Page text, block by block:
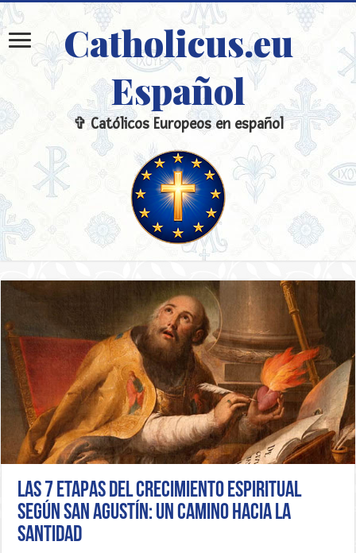
Catholicus.eu
Español
✞ Católicos Europeos en español
Las 7 Etapas del Crecimiento Espiritual
según San Agustín: Un Camino hacia la
Santidad